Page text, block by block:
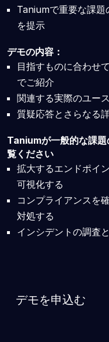
Taniumで重要な課題
を提示
デモの内容：
目指すものに合わ
でご紹介
関連する実際のユー
質疑応答とさらなる
Taniumが一般的な課
覧ください
拡大するエンドポイ
可視化する
コンプライアンスを
対処する
インシデントの調査
デモを申込む